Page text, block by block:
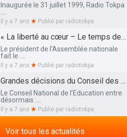
Inaugurée le 31 juillet 1999, Radio Tokpa
Il y a 7 ans Publié par radiotokpa
« La liberté au cœur – Le temps des semailles », l’essai autobiographique de Me Adrien HOUNGBEDJI rendu public
Le président de l’Assemblée nationale
fait le ....
Il y a 7 ans Publié par radiotokpa
Grandes décisions du Conseil des Ministres de ce 27 Mars 2019 : La liste définitive des membres du Conseil National de l’Education dévoilée
Le Conseil National de l’Education entre
désormais ....
Il y a 7 ans Publié par radiotokpa
Voir tous les actualités